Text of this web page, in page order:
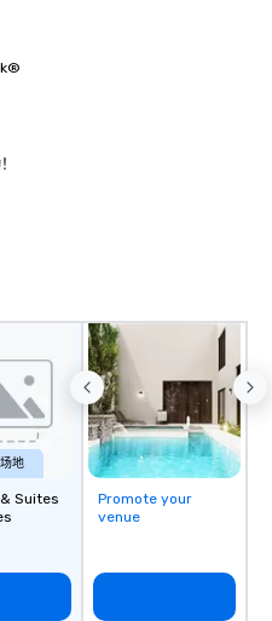
地
Suites
Promote your
venue